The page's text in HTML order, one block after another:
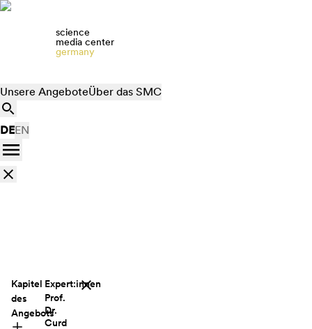
science
media center
germany
Unsere AngeboteÜber das SMC
DEEN
Kapitel
des
Angebots
Expert:innen
Prof.
Dr.
Curd